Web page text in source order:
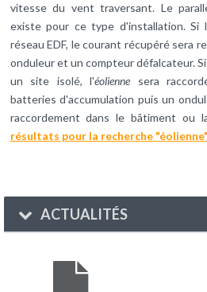
vitesse du vent traversant. Le
existe pour ce type d'installation. Si
réseau EDF, le courant récupéré sera
onduleur et un compteur défalcateur.
un site isolé, l'éolienne sera
batteries d'accumulation puis un
raccordement dans le bâtiment ou
résultats pour la recherche "éolienne"
ACTUALITÉS